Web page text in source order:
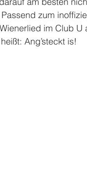
zum
im Club
Ang’steckt is!